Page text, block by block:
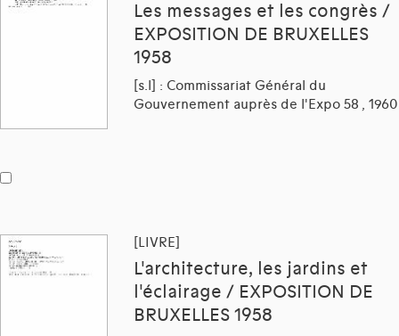
Les messages et les congrès /
EXPOSITION DE BRUXELLES
1958
[s.l] : Commissariat Général du
Gouvernement auprès de l'Expo 58 , 1960
[LIVRE]
L'architecture, les jardins et
l'éclairage / EXPOSITION DE
BRUXELLES 1958